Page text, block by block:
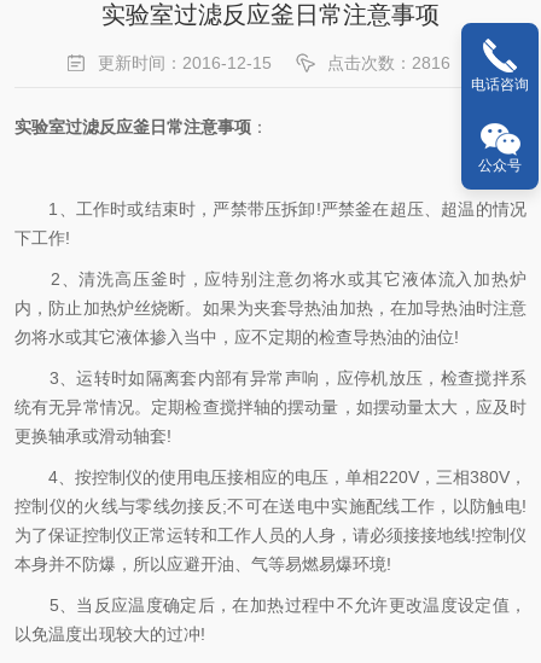
实验室过滤反应釜日常注意事项
更新时间：2016-12-15 点击次数：2816
实验室过滤反应釜日常注意事项 ：
1、工作时或结束时，严禁带压拆卸!严禁釜在超压、超温的情况
下工作!
2、清洗高压釜时，应特别注意勿将水或其它液体流入加热炉
内，防止加热炉丝烧断。如果为夹套导热油加热，在加导热油时注意
勿将水或其它液体掺入当中，应不定期的检查导热油的油位!
3、运转时如隔离套内部有异常声响，应停机放压，检查搅拌系
统有无异常情况。定期检查搅拌轴的摆动量，如摆动量太大，应及时
更换轴承或滑动轴套!
4、按控制仪的使用电压接相应的电压，单相220V，三相380V，
控制仪的火线与零线勿接反;不可在送电中实施配线工作，以防触电!
为了保证控制仪正常运转和工作人员的人身，请必须接接地线!控制仪
本身并不防爆，所以应避开油、气等易燃易爆环境!
5、当反应温度确定后，在加热过程中不允许更改温度设定值，
以免温度出现较大的过冲!
电话咨询
公众号